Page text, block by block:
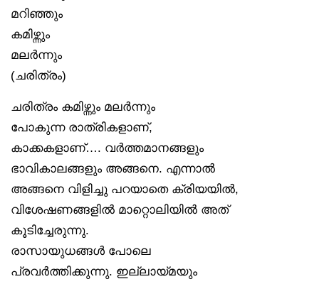
മറിഞ്ഞും
കമിഴ്ന്നും
മലർന്നും
(ചരിത്രം)
ചരിത്രം കമിഴ്ന്നും മലർന്നും
പോകുന്ന രാത്രികളാണ്,
കാക്കകളാണ്…. വർത്തമാനങ്ങളും
ഭാവികാലങ്ങളും അങ്ങനെ. എന്നാൽ
അങ്ങനെ വിളിച്ചു പറയാതെ ക്രിയയിൽ,
വിശേഷണങ്ങളിൽ മാറ്റൊലിയിൽ അത്
കൂടിച്ചേരുന്നു.
രാസായുധങ്ങൾ പോലെ
പ്രവർത്തിക്കുന്നു. ഇല്ലായ്മയും